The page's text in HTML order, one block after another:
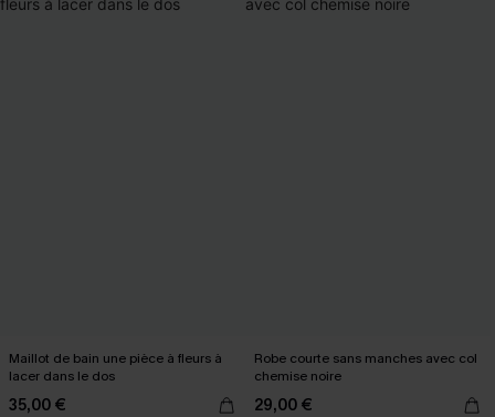
Maillot de bain une pièce à fleurs à
lacer dans le dos
35,00 €
Robe courte sans manches avec col
chemise noire
29,00 €